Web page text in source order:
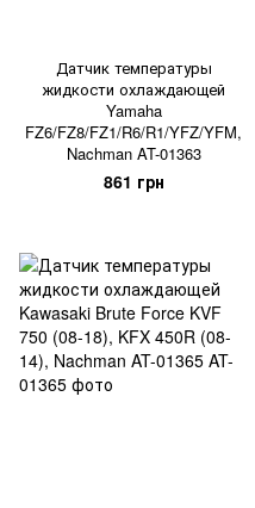
Датчик температуры
жидкости охлаждающей
Yamaha
FZ6/FZ8/FZ1/R6/R1/YFZ/YFM,
Nachman AT-01363
861 грн